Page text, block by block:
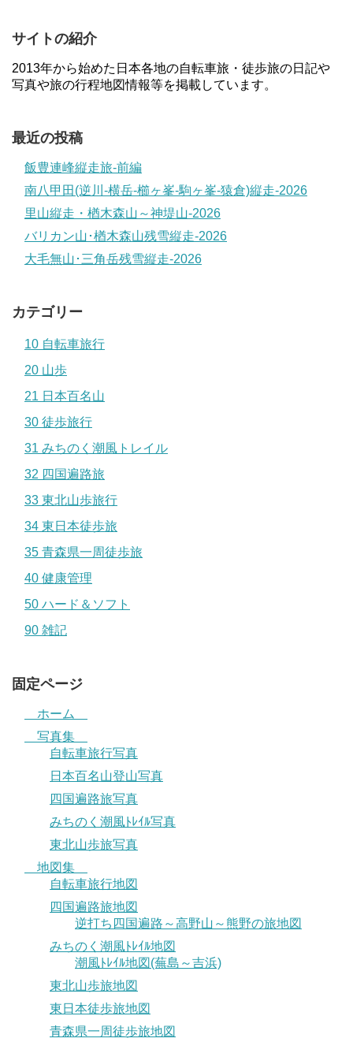
サイトの紹介
2013年から始めた日本各地の自転車旅・徒歩旅の日記や
写真や旅の行程地図情報等を掲載しています。
最近の投稿
飯豊連峰縦走旅-前編
南八甲田(逆川-横岳-櫛ヶ峯-駒ヶ峯-猿倉)縦走-2026
里山縦走・楢木森山～神堤山-2026
バリカン山･楢木森山残雪縦走-2026
大毛無山･三角岳残雪縦走-2026
カテゴリー
10 自転車旅行
20 山歩
21 日本百名山
30 徒歩旅行
31 みちのく潮風トレイル
32 四国遍路旅
33 東北山歩旅行
34 東日本徒歩旅
35 青森県一周徒歩旅
40 健康管理
50 ハード＆ソフト
90 雑記
固定ページ
ホーム
写真集
自転車旅行写真
日本百名山登山写真
四国遍路旅写真
みちのく潮風ﾄﾚｲﾙ写真
東北山歩旅写真
地図集
自転車旅行地図
四国遍路旅地図
逆打ち四国遍路～高野山～熊野の旅地図
みちのく潮風ﾄﾚｲﾙ地図
潮風ﾄﾚｲﾙ地図(蕪島～吉浜)
東北山歩旅地図
東日本徒歩旅地図
青森県一周徒歩旅地図